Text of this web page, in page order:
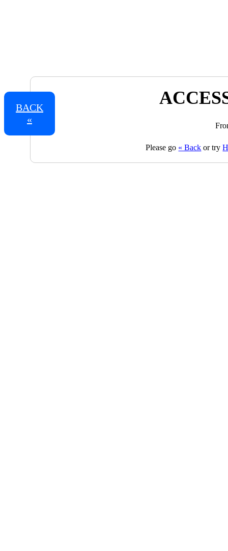
BACK
«
Please go « Back or try